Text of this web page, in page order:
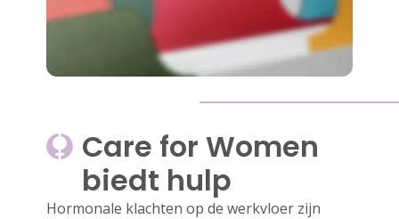
Care for Women
biedt hulp
Hormonale klachten op de werkvloer zijn